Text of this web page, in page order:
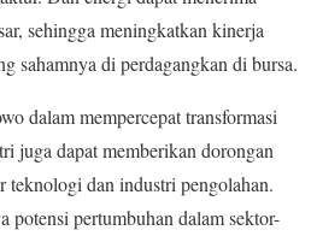
sehingga meningkatkan kinerja
sahamnya di perdagangkan di bursa.
dalam mempercepat transformasi
juga dapat memberikan dorongan
teknologi dan industri pengolahan.
potensi pertumbuhan dalam sektor-